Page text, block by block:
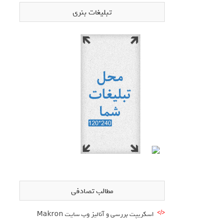
تبلیغات بنری
مطالب تصادفی
اسکریپت بررسی و آنالیز وب سایت Makron